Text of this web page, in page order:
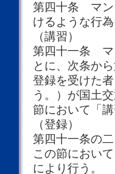
第四十条 マン
けるような行
（講習）
第四十一条 マ
とに、次条か
登録を受けた
う。）が国土
節において「
（登録）
第四十一条の
この節におい
により行う。